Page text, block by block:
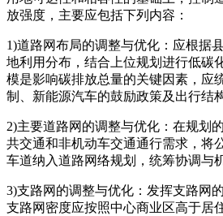
放强度，主要应包括下列内容：
1)道路网布局的调整与优化：应根据
地利用分布，结合上位规划进行低碳
模是影响碳排放总量的关键因素，应
制、新能源汽车的鼓励政策及出行结
2)主要道路网的调整与优化：在规划
共交通和非机动车交通通行需求，将
车道纳入道路网络规划，统筹协调与
3)支路网的调整与优化：发挥支路网
支路网密度应按照中心商业区高于居